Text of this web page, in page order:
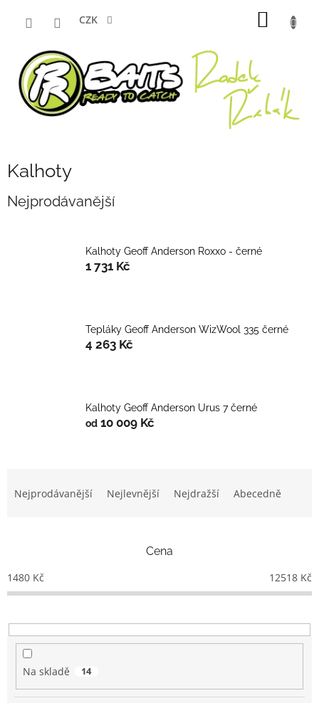
CZK
Kalhoty
Nejprodávanější
Kalhoty Geoff Anderson Roxxo - černé
1 731 Kč
Tepláky Geoff Anderson WizWool 335 černé
4 263 Kč
Kalhoty Geoff Anderson Urus 7 černé
od 10 009 Kč
p
r
o
u
Nejprodávanější Nejlevnější Nejdražší Abecedně
Cena
1480 Kč 12518 Kč
Na skladě 14